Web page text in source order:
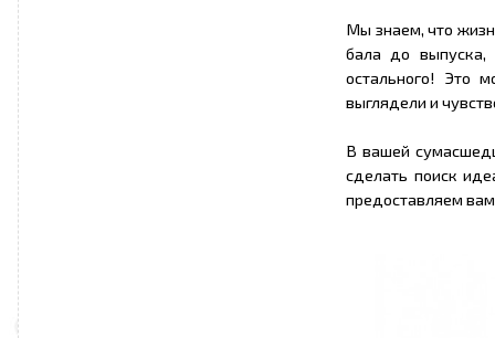
Мы знаем, что
бала до выпуска,
остального! Это
выглядели и
В вашей
сделать поиск
предоставляем